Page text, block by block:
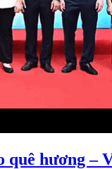
quê hương